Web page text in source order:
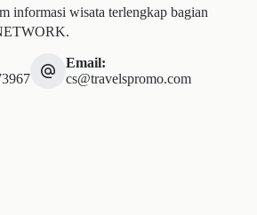
informasi wisata terlengkap bagian
Email:
cs@travelspromo.com